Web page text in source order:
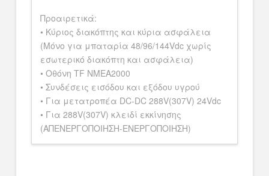
Προαιρετικά:
• Κύριος διακόπτης και κύρια ασφάλεια
(Μόνο για μπαταρία 48/96/144Vdc χωρίς
εσωτερικό διακόπτη και ασφάλεια)
• Οθόνη TF NMEA2000
• Συνδέσεις εισόδου και εξόδου υγρού
• Για μετατροπέα DC-DC 288V(307V) 24Vdc
• Για 288V(307V) κλειδί εκκίνησης
(ΑΠΕΝΕΡΓΟΠΟΙΗΣΗ-ΕΝΕΡΓΟΠΟΙΗΣΗ)